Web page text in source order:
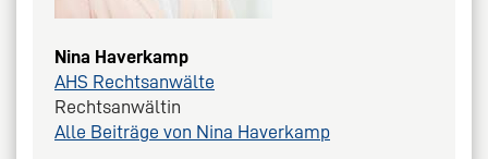
Nina Haverkamp
AHS Rechtsanwälte
Rechtsanwältin
Alle Beiträge von Nina Haverkamp